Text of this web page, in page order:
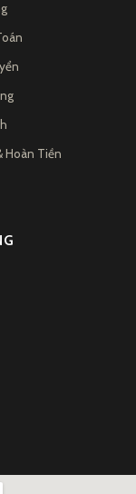
Hoàn Tiền